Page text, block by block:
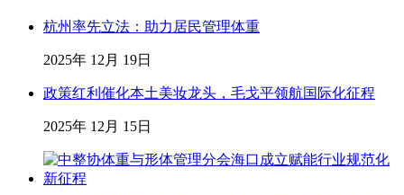
杭州率先立法：助力居民管理体重
2025年 12月 19日
政策红利催化本土美妆龙头，毛戈平领航国际化征程
2025年 12月 15日